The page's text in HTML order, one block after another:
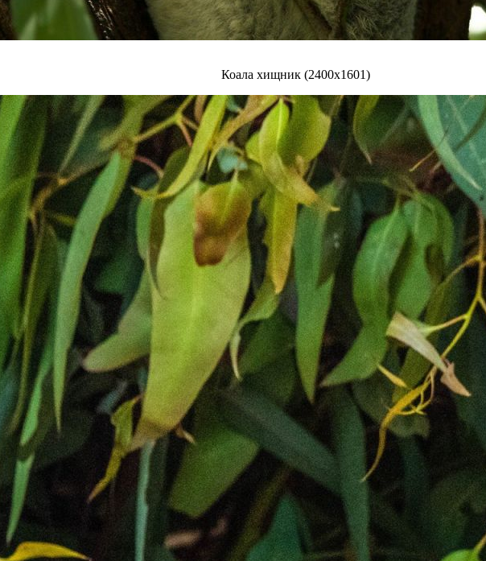
Коала хищник (2400x1601)